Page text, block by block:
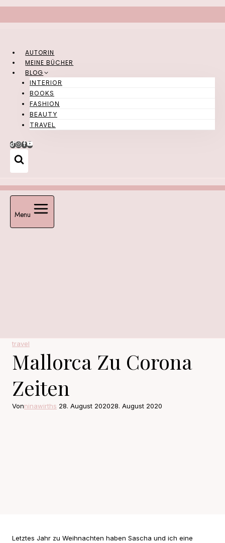
springen
AUTORIN
MEINE BÜCHER
BLOG
INTERIOR
BOOKS
FASHION
BEAUTY
TRAVEL
Menu
travel
Mallorca Zu Corona
Zeiten
Vonninawirths 28. August 202028. August 2020
Letztes Jahr zu Weihnachten haben Sascha und ich eine